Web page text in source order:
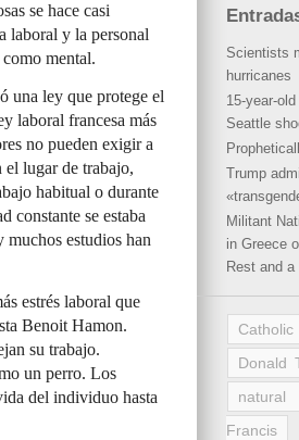
se hace casi
laboral y la personal
mental.
una ley que protege el
laboral francesa más
no pueden exigir a
el lugar de trabajo,
habitual o durante
constante se estaba
estudios han
estrés laboral que
Benoit Hamon.
su trabajo.
un perro. Los
del individuo hasta
Scientists
hurricanes
15-year-
Seattle
Trump
Militant
in Greece
Rest and
Donald
Francis